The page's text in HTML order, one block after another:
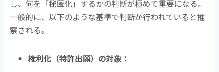
し、何を「秘匿化」するかの判断が極めて重要になる。
一般的に、以下のような基準で判断が行われていると推
察される。
権利化（特許出願）の対象：